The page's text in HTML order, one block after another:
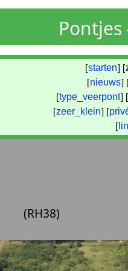
[starten] [
[nieuws] [
[type_veerpont] [
[zeer_klein] [
[
(RH38)